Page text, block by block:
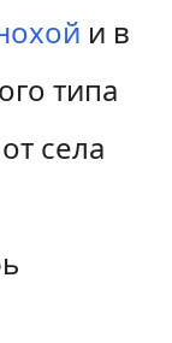
и в
типа
села